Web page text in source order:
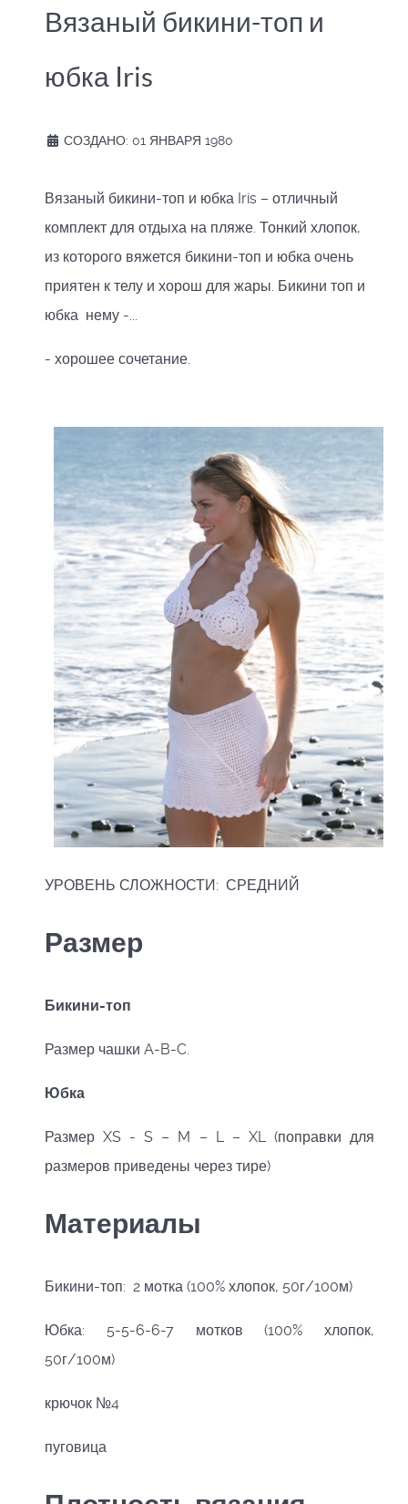
Вязаный бикини-топ и
юбка Iris
СОЗДАНО: 01 ЯНВАРЯ 1980
Вязаный бикини-топ и юбка Iris – отличный
комплект для отдыха на пляже. Тонкий хлопок,
из которого вяжется бикини-топ и юбка очень
приятен к телу и хорош для жары. Бикини топ и
юбка нему -...
- хорошее сочетание.
УРОВЕНЬ СЛОЖНОСТИ: СРЕДНИЙ
Размер
Бикини-топ
Размер чашки A-B-C.
Юбка
Размер XS - S – M – L – XL (поправки для
размеров приведены через тире)
Материалы
Бикини-топ: 2 мотка (100% хлопок, 50г/100м)
Юбка: 5-5-6-6-7 мотков (100% хлопок,
50г/100м)
крючок №4
пуговица